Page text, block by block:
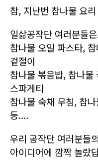
참, 지난번 참나물 요
일삶공작단 여러분들
참나물 오일 파스타,
겉절이
참나물 볶음밥, 참나
스파게티
참나물 숙채 무침, 참
등....
우리 공작단 여러분들의
아이디어에 깜짝 놀랐